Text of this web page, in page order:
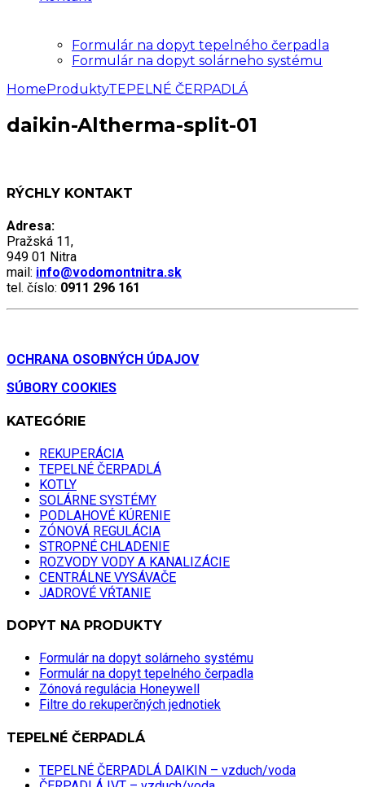
Formulár na dopyt tepelného čerpadla
Formulár na dopyt solárneho systému
HomeProduktyTEPELNÉ ČERPADLÁ
daikin-Altherma-split-01
RÝCHLY KONTAKT
Adresa:
Pražská 11,
949 01 Nitra
mail: info@vodomontnitra.sk
tel. číslo: 0911 296 161
OCHRANA OSOBNÝCH ÚDAJOV
SÚBORY COOKIES
KATEGÓRIE
REKUPERÁCIA
TEPELNÉ ČERPADLÁ
KOTLY
SOLÁRNE SYSTÉMY
PODLAHOVÉ KÚRENIE
ZÓNOVÁ REGULÁCIA
STROPNÉ CHLADENIE
ROZVODY VODY A KANALIZÁCIE
CENTRÁLNE VYSÁVAČE
JADROVÉ VŔTANIE
DOPYT NA PRODUKTY
Formulár na dopyt solárneho systému
Formulár na dopyt tepelného čerpadla
Zónová regulácia Honeywell
Filtre do rekuperčných jednotiek
TEPELNÉ ČERPADLÁ
TEPELNÉ ČERPADLÁ DAIKIN – vzduch/voda